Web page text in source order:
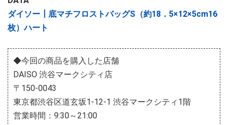
ダイソー┃底マチフロストバッグS（約18．5×12×5cm16
枚）ハート
◆今回の商品を購入した店舗
DAISO 渋谷マークシティ店
〒150-0043
東京都渋谷区道玄坂1-12-1 渋谷マークシティ1階
営業時間：9:30～21:00